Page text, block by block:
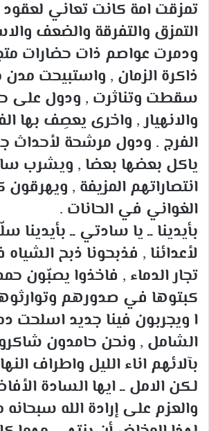
تمزقت امة كانت تعاني
التمزق والتفرقة والضعف
ودمرت عواصم ذات حضارات
ذاكرة الزمان , واستبيحت
سقطت وتناثرت , ودول على
والانهيار , واخرى يعصِف بها
الفرج . ودول مرشحة لأحداث
ياكل بعضها بعضا , ويشرب
انتصاراتهم المزيفة ,
الغواني في الحانات .
بأيدينا ــ يا سادتي ــ بأيدينا
لأعدائنا , فذبحونا ذبح
تجار الدماء , فاخذوا يصبّون
كبتوها في صدورهم
ا ويجربون فينا جديد اسلحت
الشامل , ونحن حامدون
بآلائهم اناء الليل واطراف
لكن الامل ــ ايها السادة
والعزم على إرادة الله